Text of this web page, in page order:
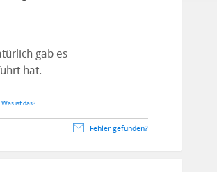
gab es
hat.
Was ist das?
Fehler gefunden?